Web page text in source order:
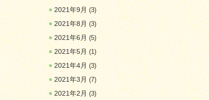
2021年9月(3)
2021年8月(3)
2021年6月(5)
2021年5月(1)
2021年4月(3)
2021年3月(7)
2021年2月(3)